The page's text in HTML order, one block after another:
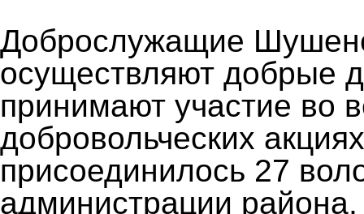
Доброслужащие
осуществляют добрые
принимают участие во
добровольческих
присоединилось 27
администрации района,